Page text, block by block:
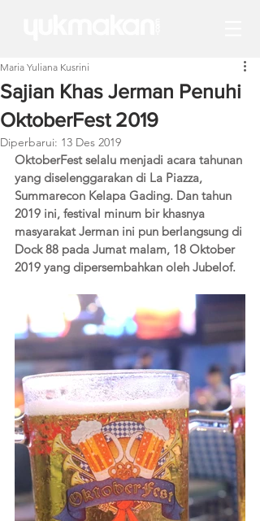
Sajian Khas Jerman Penuhi
OktoberFest 2019
Maria Yuliana Kusrini
Diperbarui: 13 Des 2019
OktoberFest selalu menjadi acara tahunan
yang diselenggarakan di La Piazza,
Summarecon Kelapa Gading. Dan tahun
2019 ini, festival minum bir khasnya
masyarakat Jerman ini pun berlangsung di
Dock 88 pada Jumat malam, 18 Oktober
2019 yang dipersembahkan oleh Jubelof.